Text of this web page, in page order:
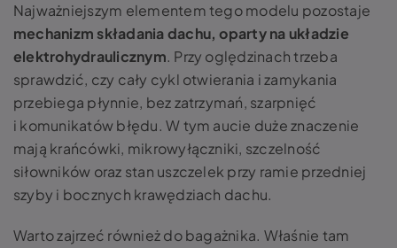
Najważniejszym elementem tego modelu pozostaje
mechanizm składania dachu, oparty na układzie
elektrohydraulicznym. Przy oględzinach trzeba
sprawdzić, czy cały cykl otwierania i zamykania
przebiega płynnie, bez zatrzymań, szarpnięć
i komunikatów błędu. W tym aucie duże znaczenie
mają krańcówki, mikrowyłączniki, szczelność
siłowników oraz stan uszczelek przy ramie przedniej
szyby i bocznych krawędziach dachu.
Warto zajrzeć również do bagażnika. Właśnie tam